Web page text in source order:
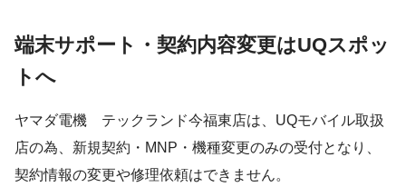
端末サポート・契約内容変更はUQスポッ
トへ
ヤマダ電機 テックランド今福東店は、UQモバイル取扱
店の為、新規契約・MNP・機種変更のみの受付となり、
契約情報の変更や修理依頼はできません。